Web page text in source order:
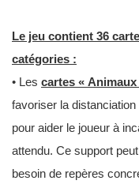
Le jeu contient 36
catégories :
• Les cartes « Animaux
favoriser la
pour aider le joueur à
attendu. Ce support
besoin de repères